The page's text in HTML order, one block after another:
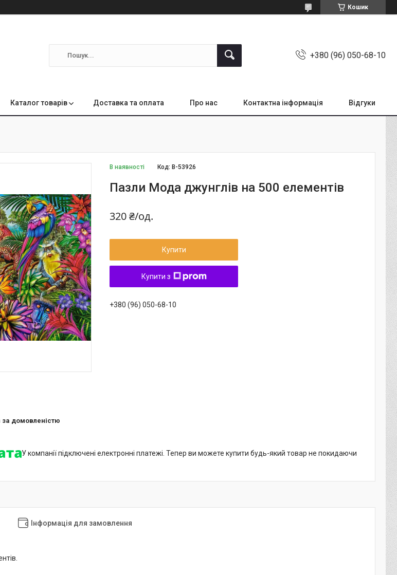
Кошик
+380 (96) 050-68-10
Каталог товарів Доставка та оплата Про нас Контактна інформація Відгуки
В наявності Код: B-53926
Пазли Мода джунглів на 500 елементів
320 ₴/од.
Купити
Купити з
+380 (96) 050-68-10
за домовленістю
У компанії підключені електронні платежі. Тепер ви можете купити будь-який товар не покидаючи
Інформація для замовлення